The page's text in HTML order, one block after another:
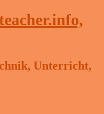
Unterricht,